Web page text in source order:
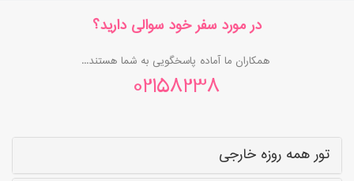
در مورد سفر خود سوالی دارید؟
همکاران ما آماده پاسخگویی به شما هستند...
02158238
تور همه روزه خارجی